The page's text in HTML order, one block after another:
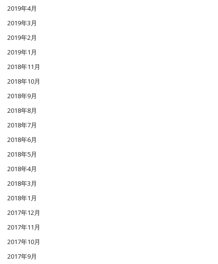
2019年4月
2019年3月
2019年2月
2019年1月
2018年11月
2018年10月
2018年9月
2018年8月
2018年7月
2018年6月
2018年5月
2018年4月
2018年3月
2018年1月
2017年12月
2017年11月
2017年10月
2017年9月